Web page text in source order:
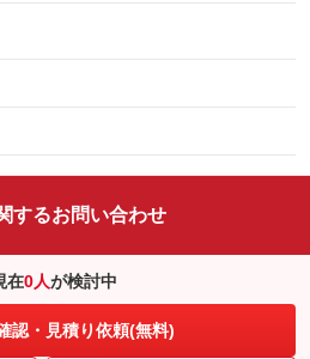
するお問い合わせ
在0人が検討中
認・見積り依頼(無料)